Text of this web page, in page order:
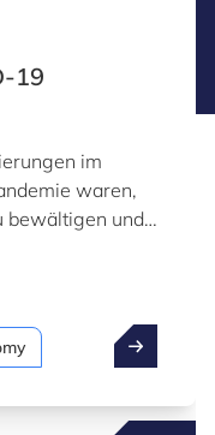
19
im
waren,
bewältigen und